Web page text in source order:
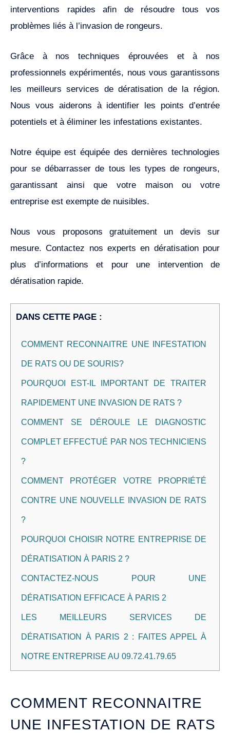
interventions rapides afin de résoudre tous vos
problèmes liés à l’invasion de rongeurs.
Grâce à nos techniques éprouvées et à nos
professionnels expérimentés, nous vous garantissons
les meilleurs services de dératisation de la région.
Nous vous aiderons à identifier les points d’entrée
potentiels et à éliminer les infestations existantes.
Notre équipe est équipée des dernières technologies
pour se débarrasser de tous les types de rongeurs,
garantissant ainsi que votre maison ou votre
entreprise est exempte de nuisibles.
Nous vous proposons gratuitement un devis sur
mesure. Contactez nos experts en dératisation pour
plus d’informations et pour une intervention de
dératisation rapide.
DANS CETTE PAGE :
COMMENT RECONNAITRE UNE INFESTATION
DE RATS OU DE SOURIS?
POURQUOI EST-IL IMPORTANT DE TRAITER
RAPIDEMENT UNE INVASION DE RATS ?
COMMENT SE DÉROULE LE DIAGNOSTIC
COMPLET EFFECTUÉ PAR NOS TECHNICIENS
?
COMMENT PROTÉGER VOTRE PROPRIÉTÉ
CONTRE UNE NOUVELLE INVASION DE RATS
?
POURQUOI CHOISIR NOTRE ENTREPRISE DE
DÉRATISATION À PARIS 2 ?
CONTACTEZ-NOUS POUR UNE
DÉRATISATION EFFICACE À PARIS 2
LES MEILLEURS SERVICES DE
DÉRATISATION À PARIS 2 : FAITES APPEL À
NOTRE ENTREPRISE AU 09.72.41.79.65
COMMENT RECONNAITRE
UNE INFESTATION DE RATS